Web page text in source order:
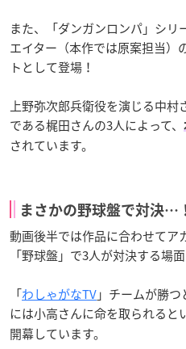
また、「ダンガンロンパ」シリ
エイター（本作では原案担当）
トとして登場！
上野弥次郎兵衛役を演じる中
である梶田さんの3人によって、
されています。
まさかの野球盤で対決…
動画後半では作品に合わせてア
「野球盤」で3人が対決する場面
「わしゃがなTV」チームが勝
には小高さんに命を取られると
開幕しています。